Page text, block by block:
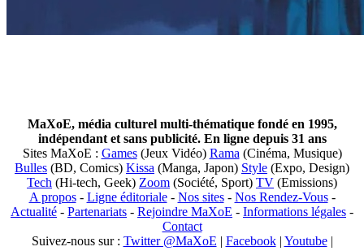
MaXoE, média culturel multi-thématique fondé en 1995,
indépendant et sans publicité. En ligne depuis 31 ans
Sites MaXoE : Games(Jeux Vidéo) Rama (Cinéma, Musique)
Bulles (BD, Comics) Kissa (Manga, Japon) Style (Expo, Design)
Tech (Hi-tech, Geek) Zoom (Société, Sport) TV (Emissions)
A propos- Ligne éditoriale- Nos sites- Nos Rendez-Vous-
Actualité - Partenariats - Rejoindre MaXoE - Informations légales -
Contact
Suivez-nous sur : Twitter @MaXoE | Facebook| Youtube|